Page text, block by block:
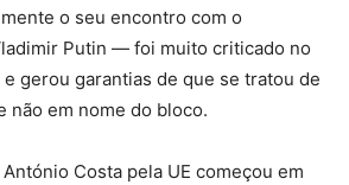
o seu encontro com o
Putin — foi muito criticado no
gerou garantias de que se tratou de
não em nome do bloco.
Costa pela UE começou em